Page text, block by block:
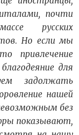
почти
русских
Но если мы
при­влечение
для
задолжать
нашей
без
показывают,